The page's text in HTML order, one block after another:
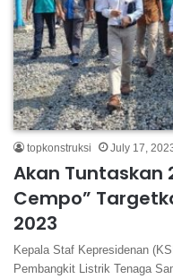
topkonstruksi July 17,
Akan Tuntaskan
Cempo”
2023
Kepala Staf Kepresidenan
Pembangkit Listrik Tenaga